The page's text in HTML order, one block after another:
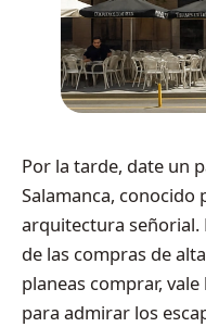
Por la tarde, date un
Salamanca, conocido
arquitectura señorial.
de las compras de
planeas comprar,
para admirar los